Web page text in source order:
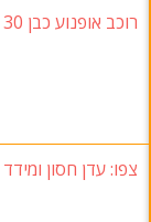
רוכב אופנוע כבן 30 נהרג מפגיעת רכב באילת
צפו: עדן חסון